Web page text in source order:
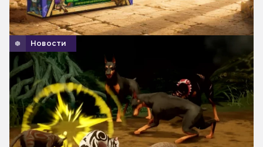
Новости